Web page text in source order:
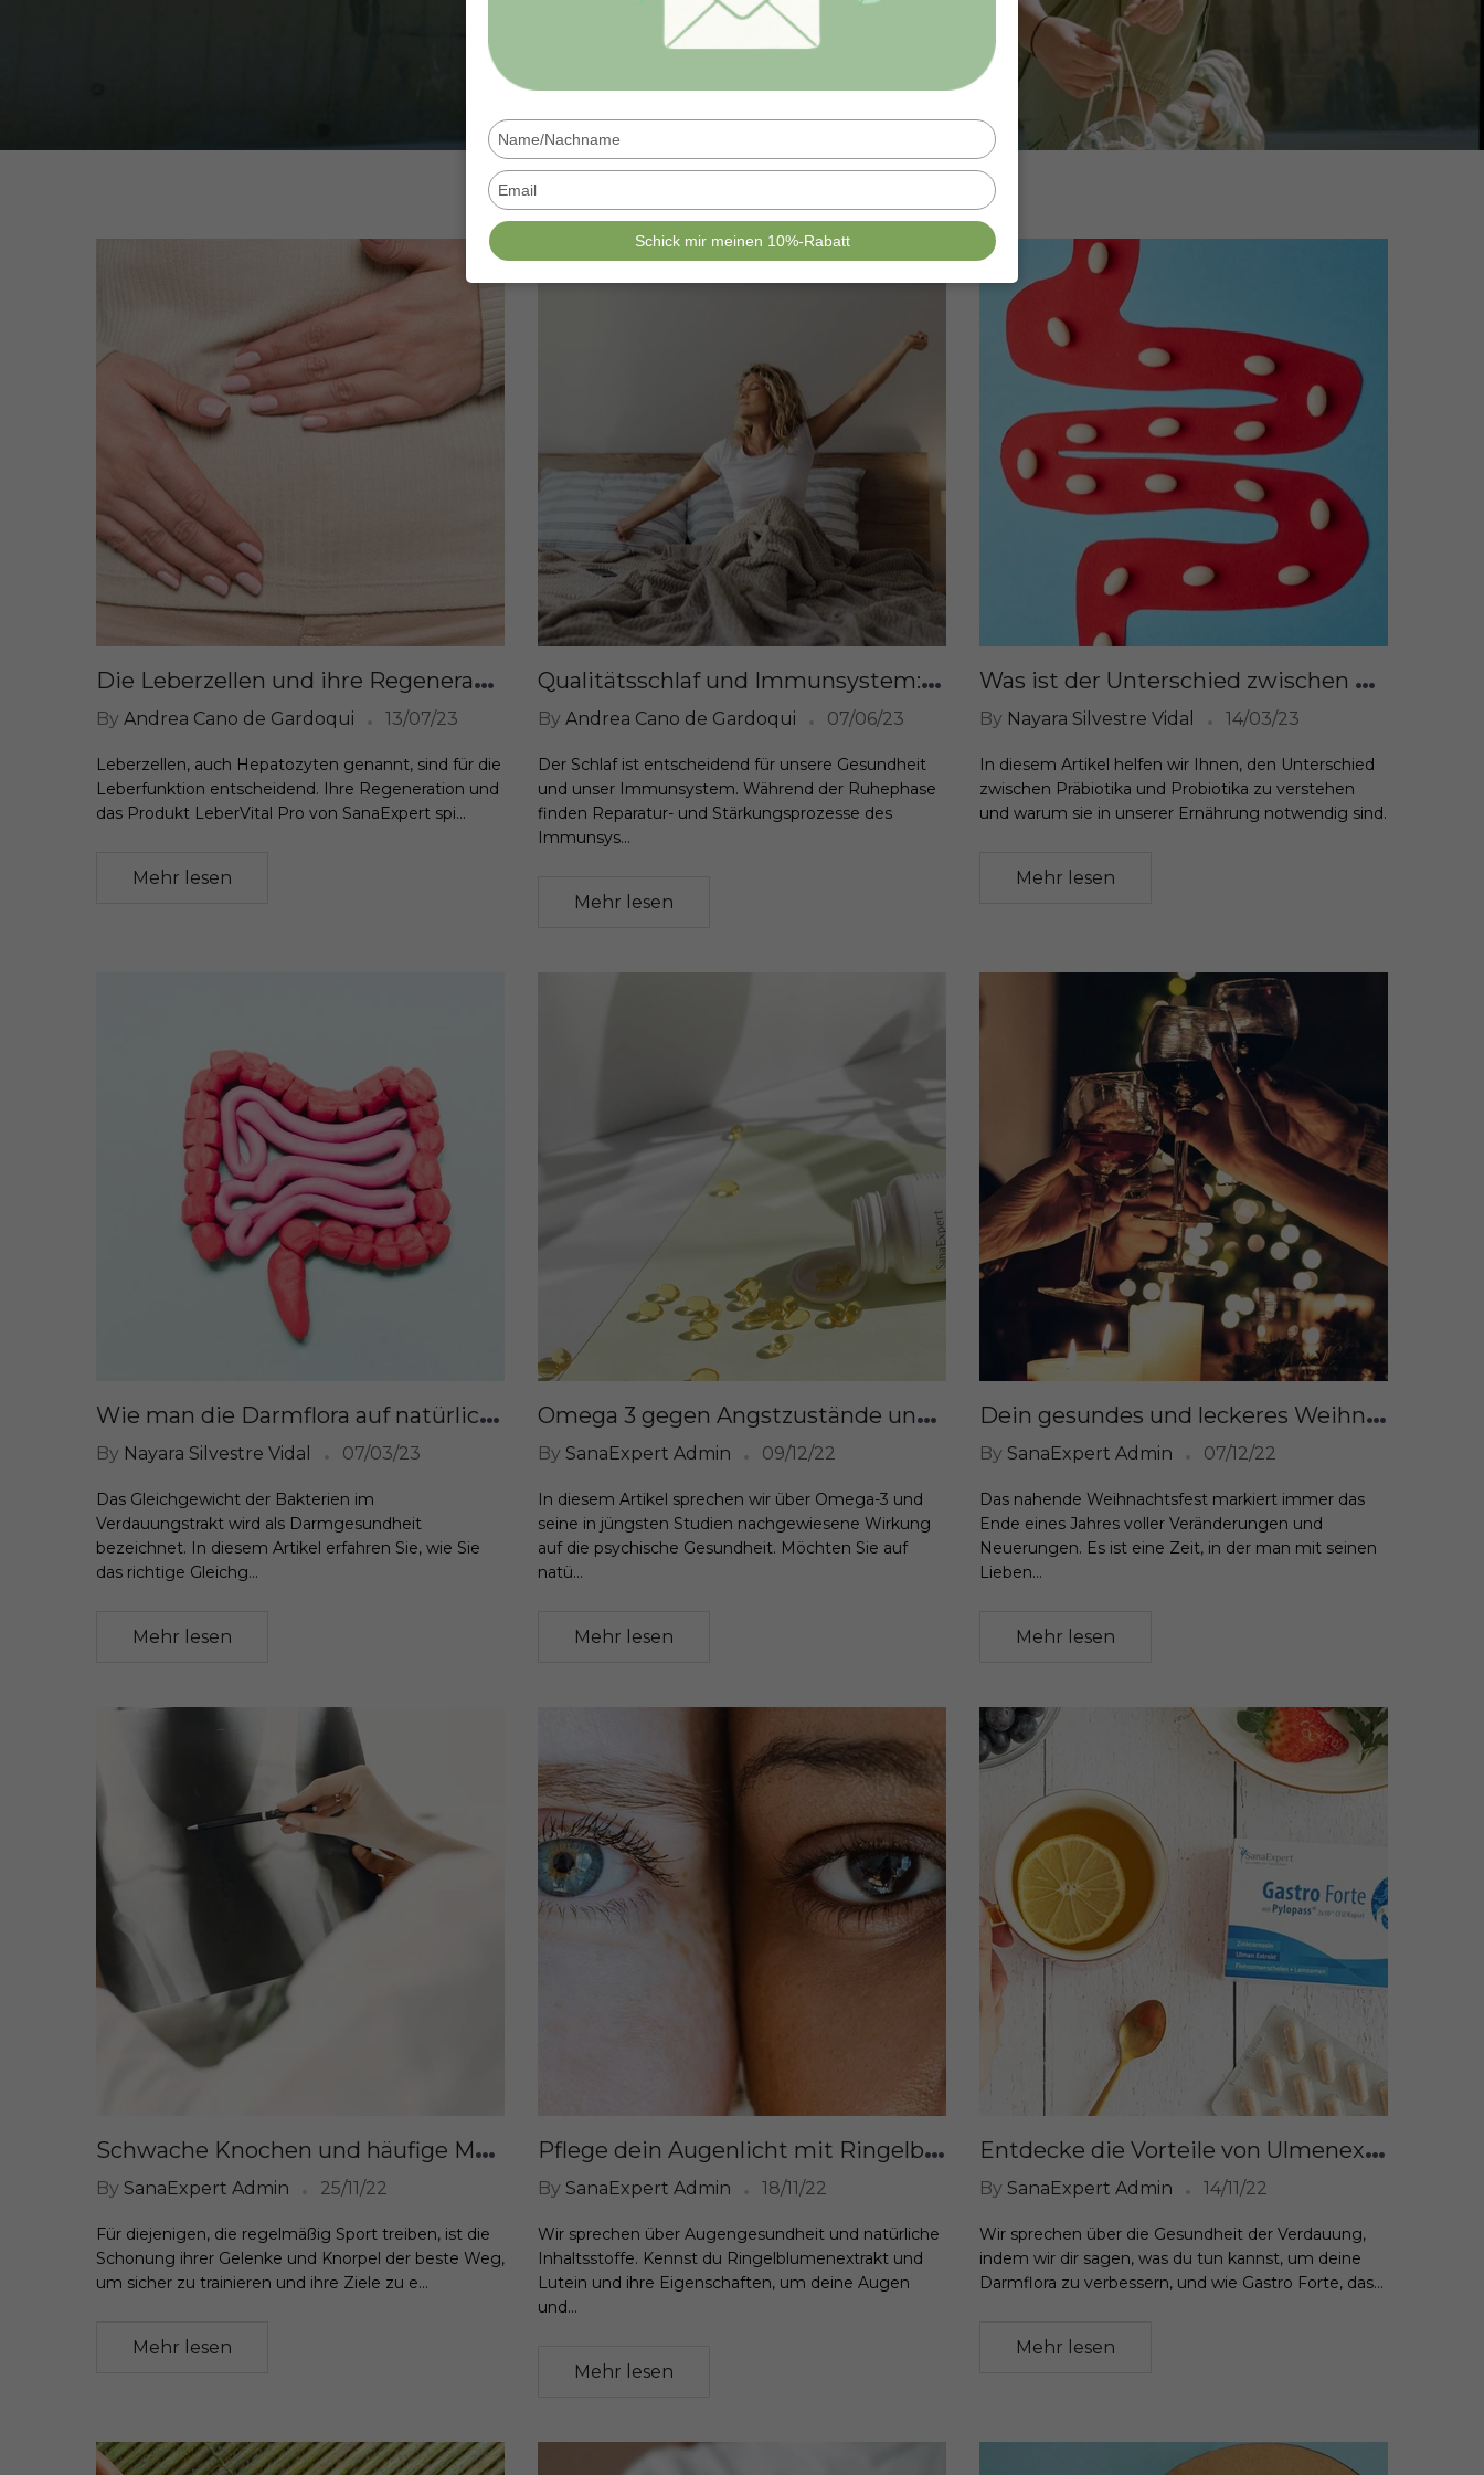
D
ie Leberzellen und ihre Regeneration: Eine Schlüsselrolle für die Gesundheit der Leber
By Andrea Cano de Gardoqui 13/07/23
Leberzellen, auch Hepatozyten genannt, sind für die
Leberfunktion entscheidend. Ihre Regeneration und
das Produkt LeberVital Pro von SanaExpert spi...
Mehr lesen
Q
ualitätsschlaf und Immunsystem: Eine lebenswichtige Verbindung
By Andrea Cano de Gardoqui 07/06/23
Der Schlaf ist entscheidend für unsere Gesundheit
und unser Immunsystem. Während der Ruhephase
finden Reparatur- und Stärkungsprozesse des
Immunsys...
Mehr lesen
W
as ist der Unterschied zwischen Präbiotika und Probiotika?
By Nayara Silvestre Vidal 14/03/23
In diesem Artikel helfen wir Ihnen, den Unterschied
zwischen Präbiotika und Probiotika zu verstehen
und warum sie in unserer Ernährung notwendig sind.
Mehr lesen
W
ie man die Darmflora auf natürliche Weise ins Gleichgewicht bringt oder regeneriert
By Nayara Silvestre Vidal 07/03/23
Das Gleichgewicht der Bakterien im
Verdauungstrakt wird als Darmgesundheit
bezeichnet. In diesem Artikel erfahren Sie, wie Sie
das richtige Gleichg...
Mehr lesen
O
mega 3 gegen Angstzustände und Depressionen: Alles, was du wissen musst
By SanaExpert Admin 09/12/22
In diesem Artikel sprechen wir über Omega-3 und
seine in jüngsten Studien nachgewiesene Wirkung
auf die psychische Gesundheit. Möchten Sie auf
natü...
Mehr lesen
D
ein gesundes und leckeres Weihnachtsmenü: Rezepte, um das Jahr stilvoll zu beenden
By SanaExpert Admin 07/12/22
Das nahende Weihnachtsfest markiert immer das
Ende eines Jahres voller Veränderungen und
Neuerungen. Es ist eine Zeit, in der man mit seinen
Lieben...
Mehr lesen
S
chwache Knochen und häufige Müdigkeit? Hier sind natürliche Heilmittel wie Glucosaminsulfat
By SanaExpert Admin 25/11/22
Für diejenigen, die regelmäßig Sport treiben, ist die
Schonung ihrer Gelenke und Knorpel der beste Weg,
um sicher zu trainieren und ihre Ziele zu e...
Mehr lesen
P
flege dein Augenlicht mit Ringelblumenextrakt und natürlichen Vitaminen
By SanaExpert Admin 18/11/22
Wir sprechen über Augengesundheit und natürliche
Inhaltsstoffe. Kennst du Ringelblumenextrakt und
Lutein und ihre Eigenschaften, um deine Augen
und...
Mehr lesen
E
ntdecke die Vorteile von Ulmenextrakt für die Darmflora
By SanaExpert Admin 14/11/22
Wir sprechen über die Gesundheit der Verdauung,
indem wir dir sagen, was du tun kannst, um deine
Darmflora zu verbessern, und wie Gastro Forte, das...
Mehr lesen
your
your
Schick mir meinen 10%-Rabatt